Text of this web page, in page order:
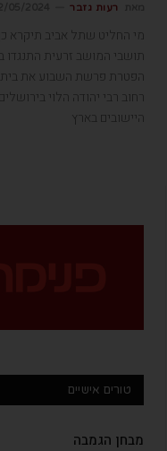
רעות גזבר
מי החליט שתל אביב תיקרא
תושבי המושב זרעית התנגדו
הפטרת פרשת השבוע את בית
רחוב רבי יהודה הלוי
היישובים בארץ
טורים אישיים
מבחן הגמבה